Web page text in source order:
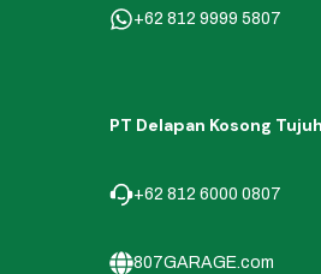
+62 812 9999 5807
PT Delapan Kosong
+62 812 6000 0807
807GARAGE.com